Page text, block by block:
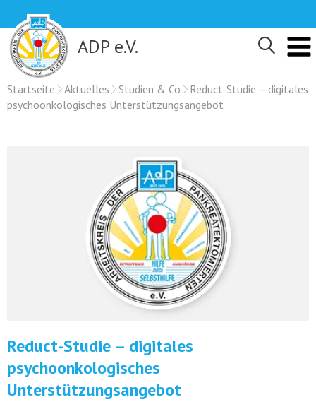
content
ADP e.V.
Startseite Aktuelles Studien & Co
Reduct-Studie – digitales
psychoonkologisches Unterstützungsangebot
Reduct-Studie – digitales
psychoonkologisches
Unterstützungsangebot